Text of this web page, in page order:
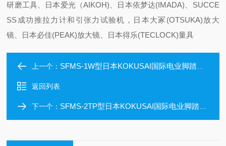
研磨工具、日本爱光（AIKOH)、日本依梦达(IMADA)、SUCCE
SS成功推拉力计和引张力试验机，日本大冢(OTSUKA)放大
镜、日本必佳(PEAK)放大镜、日本得乐(TECLOCK)量具
上一个： SFMS-1W型日本KOKUSAI国际电业脚踏开关SFMS-1W
返回列表
下一个： SFMS-2TP型日本KOKUSAI国际电业脚踏开关SFMS-2TP